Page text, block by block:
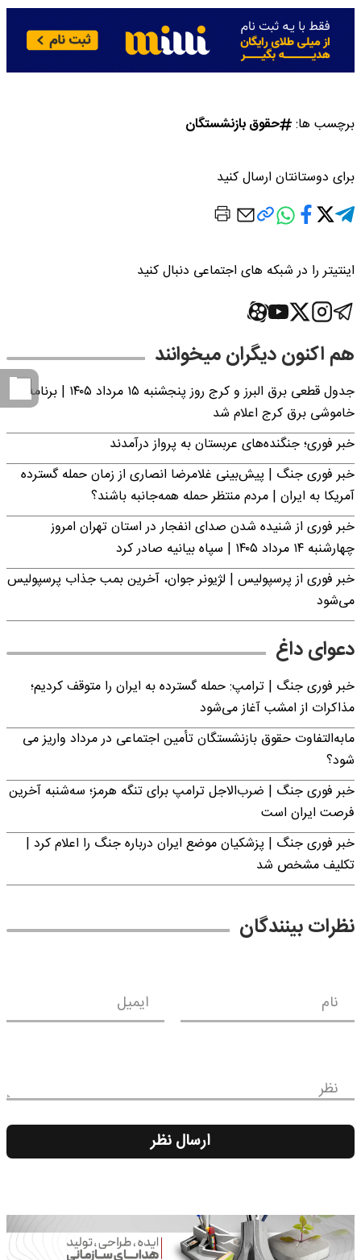
برچسب ها: حقوق بازنشستگان
برای دوستانتان ارسال کنید
اینتیتر را در شبکه های اجتماعی دنبال کنید
هم اکنون دیگران میخوانند
جدول قطعی برق البرز و کرج روز پنجشنبه ۱۵ مرداد ۱۴۰۵ | برنامه
خاموشی برق کرج اعلام شد
خبر فوری؛ جنگنده‌های عربستان به پرواز درآمدند
خبر فوری جنگ | پیش‌بینی غلامرضا انصاری از زمان حمله گسترده
آمریکا به ایران | مردم منتظر حمله همه‌جانبه باشند؟
خبر فوری از شنیده شدن صدای انفجار در استان تهران امروز
چهارشنبه ۱۴ مرداد ۱۴۰۵ | سپاه بیانیه صادر کرد
خبر فوری از پرسپولیس | لژیونر جوان، آخرین بمب جذاب پرسپولیس
می‌شود
دعوای داغ
خبر فوری جنگ | ترامپ: حمله گسترده به ایران را متوقف کردیم؛
مذاکرات از امشب آغاز می‌شود
مابه‌التفاوت حقوق بازنشستگان تأمین اجتماعی در مرداد واریز می
شود؟
خبر فوری جنگ | ضرب‌الاجل ترامپ برای تنگه هرمز؛ سه‌شنبه آخرین
فرصت ایران است
خبر فوری جنگ | پزشکیان موضع ایران درباره جنگ را اعلام کرد |
تکلیف مشخص شد
نظرات بینندگان
نام ایمیل
نظر
ارسال نظر